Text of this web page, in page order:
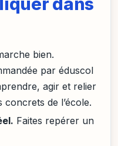
bien.
par éduscol
agir et relier
concrets de l’école.
Faites repérer un